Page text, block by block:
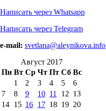
Написать через Whatsapp
Написать через Telegram
e-mail: svetlana@aleynikova.info
Август 2017
Пн Вт Ср Чт Пт Сб Вс
1
2 3 4 5
6
7
8 9 10 11 12 13
14 15 16 17 18 19 20